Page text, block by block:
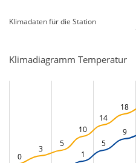
Klimadaten für die Station
Klimadiagramm Temperatur
0
3
5
10
14
18
1
5
9